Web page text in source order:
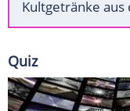
Kultgetränke aus
Quiz